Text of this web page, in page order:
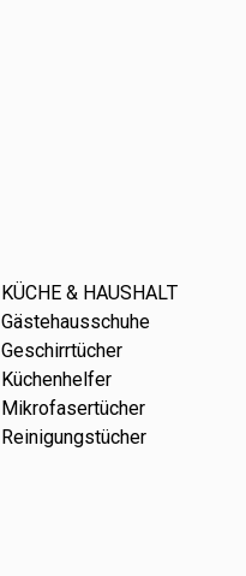
KÜCHE & HAUSHALT
Gästehausschuhe
Geschirrtücher
Küchenhelfer
Mikrofasertücher
Reinigungstücher